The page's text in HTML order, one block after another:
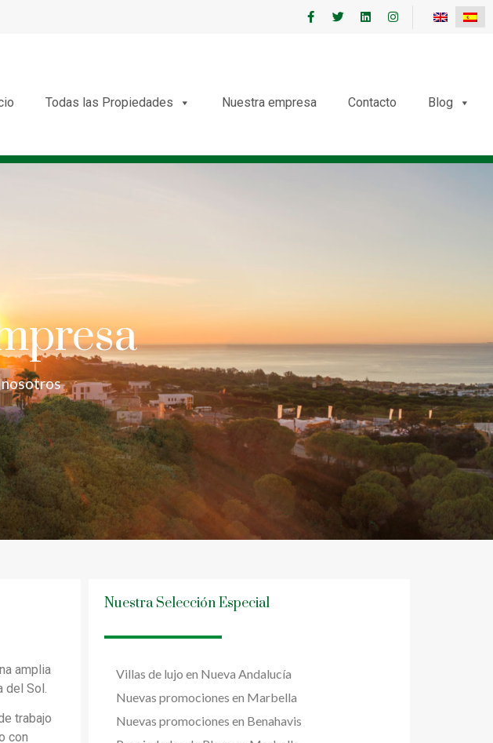
Todas las Propiedades Nuestra empresa Contacto Blog
nosotros
amplia
del Sol.
trabajo
con
Nuestra Selección Especial
Villas de lujo en Nueva Andalucía
Nuevas promociones en Marbella
Nuevas promociones en Benahavis